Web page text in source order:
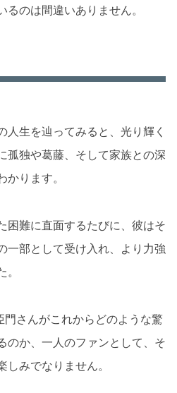
のは間違いありません。
人生を辿ってみると、光り輝く
孤独や葛藤、そして家族との深
ります。
困難に直面するたびに、彼はそ
一部として受け入れ、より力強
さんがこれからどのような驚
のか、一人のファンとして、そ
しみでなりません。